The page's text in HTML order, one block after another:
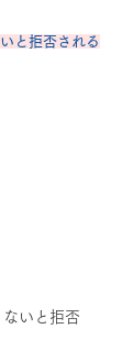
と拒否される
いと拒否